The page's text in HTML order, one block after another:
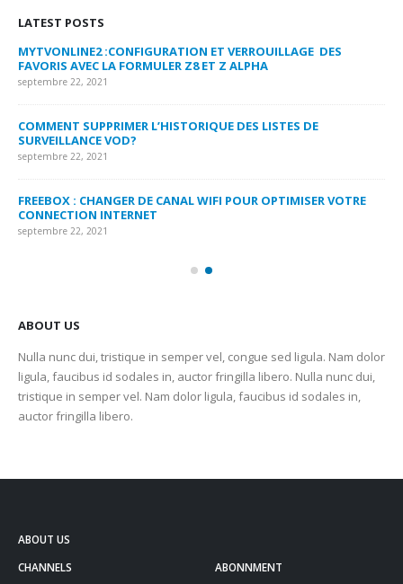
LATEST POSTS
MYTVONLINE2 :CONFIGURATION ET VERROUILLAGE DES
FAVORIS AVEC LA FORMULER Z8 ET Z ALPHA
septembre 22, 2021
COMMENT SUPPRIMER L’HISTORIQUE DES LISTES DE
SURVEILLANCE VOD?
septembre 22, 2021
FREEBOX : CHANGER DE CANAL WIFI POUR OPTIMISER VOTRE
CONNECTION INTERNET
septembre 22, 2021
ABOUT US
Nulla nunc dui, tristique in semper vel, congue sed ligula. Nam dolor
ligula, faucibus id sodales in, auctor fringilla libero. Nulla nunc dui,
tristique in semper vel. Nam dolor ligula, faucibus id sodales in,
auctor fringilla libero.
ABOUT US
CHANNELS
ABONNMENT